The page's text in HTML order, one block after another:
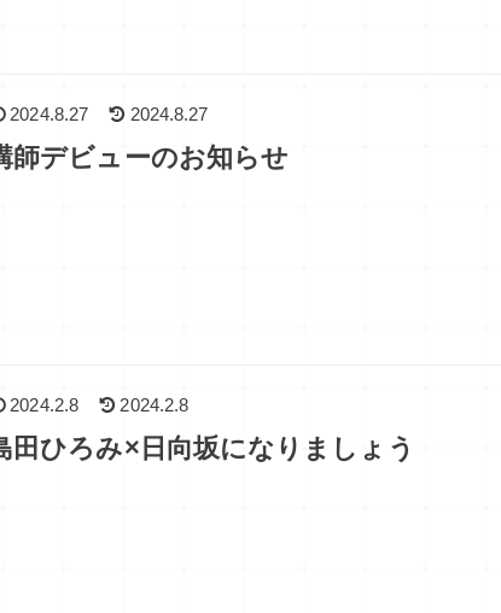
2024.8.27 2024.8.27
師デビューのお知らせ
2024.2.8 2024.2.8
田ひろみ×日向坂になりましょう